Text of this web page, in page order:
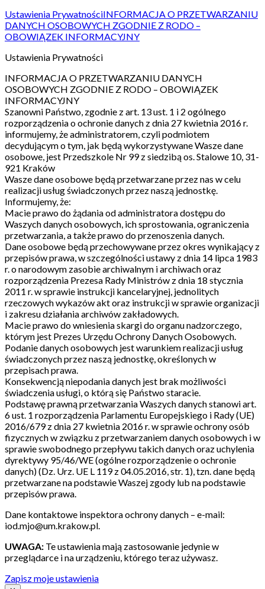
Ustawienia PrywatnościINFORMACJA O PRZETWARZANIU
DANYCH OSOBOWYCH ZGODNIE Z RODO –
OBOWIĄZEK INFORMACYJNY
Ustawienia Prywatności
INFORMACJA O PRZETWARZANIU DANYCH
OSOBOWYCH ZGODNIE Z RODO – OBOWIĄZEK
INFORMACYJNY
Szanowni Państwo, zgodnie z art. 13 ust. 1 i 2 ogólnego
rozporządzenia o ochronie danych z dnia 27 kwietnia 2016 r.
informujemy, że administratorem, czyli podmiotem
decydującym o tym, jak będą wykorzystywane Wasze dane
osobowe, jest Przedszkole Nr 99 z siedzibą os. Stalowe 10, 31-
921 Kraków
Wasze dane osobowe będą przetwarzane przez nas w celu
realizacji usług świadczonych przez naszą jednostkę.
Informujemy, że:
Macie prawo do żądania od administratora dostępu do
Waszych danych osobowych, ich sprostowania, ograniczenia
przetwarzania, a także prawo do przenoszenia danych.
Dane osobowe będą przechowywane przez okres wynikający z
przepisów prawa, w szczególności ustawy z dnia 14 lipca 1983
r. o narodowym zasobie archiwalnym i archiwach oraz
rozporządzenia Prezesa Rady Ministrów z dnia 18 stycznia
2011 r. w sprawie instrukcji kancelaryjnej, jednolitych
rzeczowych wykazów akt oraz instrukcji w sprawie organizacji
i zakresu działania archiwów zakładowych.
Macie prawo do wniesienia skargi do organu nadzorczego,
którym jest Prezes Urzędu Ochrony Danych Osobowych.
Podanie danych osobowych jest warunkiem realizacji usług
świadczonych przez naszą jednostkę, określonych w
przepisach prawa.
Konsekwencją niepodania danych jest brak możliwości
świadczenia usługi, o którą się Państwo staracie.
Podstawę prawną przetwarzania Waszych danych stanowi art.
6 ust. 1 rozporządzenia Parlamentu Europejskiego i Rady (UE)
2016/679 z dnia 27 kwietnia 2016 r. w sprawie ochrony osób
fizycznych w związku z przetwarzaniem danych osobowych i w
sprawie swobodnego przepływu takich danych oraz uchylenia
dyrektywy 95/46/WE (ogólne rozporządzenie o ochronie
danych) (Dz. Urz. UE L 119 z 04.05.2016, str. 1), tzn. dane będą
przetwarzane na podstawie Waszej zgody lub na podstawie
przepisów prawa.
Dane kontaktowe inspektora ochrony danych – e-mail:
iod.mjo@um.krakow.pl.
UWAGA: Te ustawienia mają zastosowanie jedynie w
przeglądarce i na urządzeniu, którego teraz używasz.
Zapisz moje ustawienia